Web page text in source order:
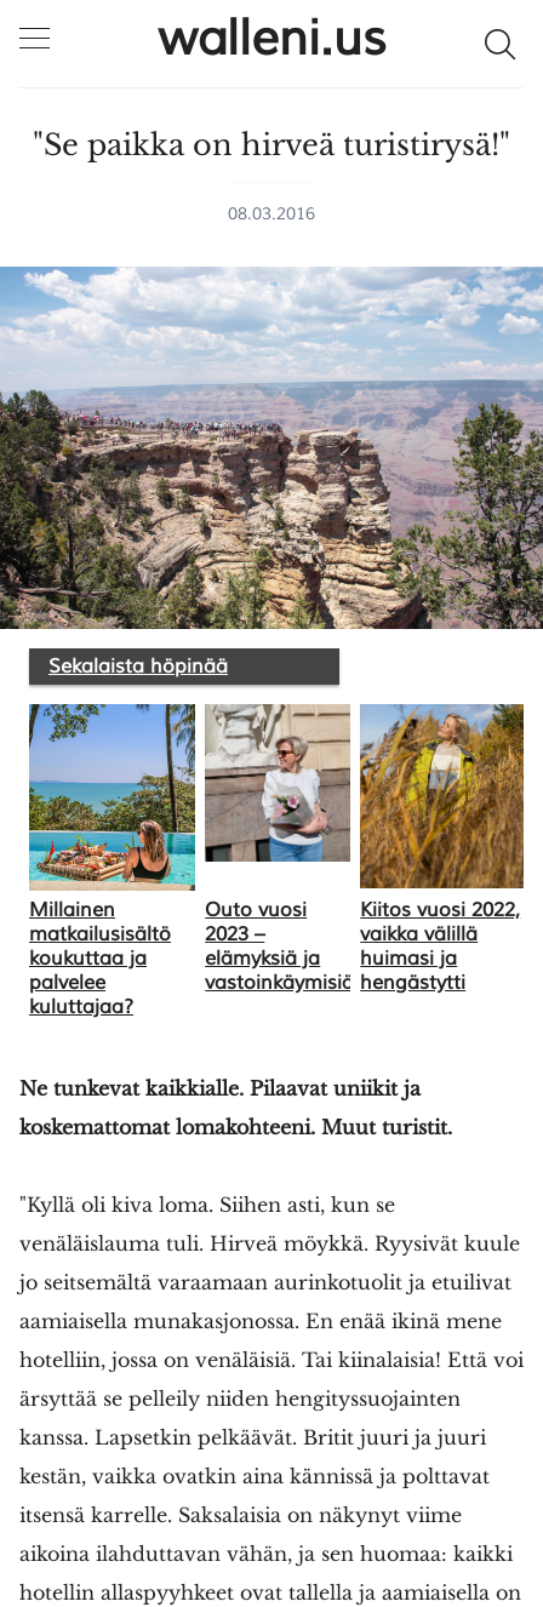
walleni.us
SULJE HAKU ✕
"Se paikka on hirveä turistirysä!"
08.03.2016
Sekalaista höpinää
Millainen
matkailusisältö
koukuttaa ja
palvelee
kuluttajaa?
Outo vuosi
2023 –
elämyksiä ja
vastoinkäymisiä
Kiitos vuosi 2022,
vaikka välillä
huimasi ja
hengästytti
Ne tunkevat kaikkialle. Pilaavat uniikit ja
koskemattomat lomakohteeni. Muut turistit.
"Kyllä oli kiva loma. Siihen asti, kun se
venäläislauma tuli. Hirveä möykkä. Ryysivät kuule
jo seitsemältä varaamaan aurinkotuolit ja etuilivat
aamiaisella munakasjonossa. En enää ikinä mene
hotelliin, jossa on venäläisiä. Tai kiinalaisia! Että voi
ärsyttää se pelleily niiden hengityssuojainten
kanssa. Lapsetkin pelkäävät. Britit juuri ja juuri
kestän, vaikka ovatkin aina kännissä ja polttavat
itsensä karrelle. Saksalaisia on näkynyt viime
aikoina ilahduttavan vähän, ja sen huomaa: kaikki
hotellin allaspyyhkeet ovat tallella ja aamiaisella on